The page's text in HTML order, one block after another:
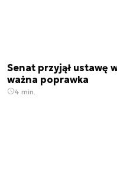
Senat przyjął ustawę
ważna poprawka
4 min.